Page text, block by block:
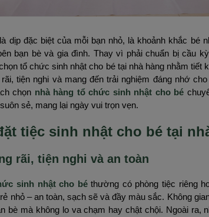
dịp đặc biệt của mỗi bạn nhỏ, là khoảnh khắc bé
bạn bè và gia đình. Thay vì phải chuẩn bị cầu
tổ chức sinh nhật cho bé tại nhà hàng nhằm tiết
tiện nghi và mang đến trải nghiệm đáng nhớ
chọn nhà hàng tổ chức sinh nhật cho bé
sẻ, mang lại ngày vui trọn vẹn.
tiệc sinh nhật cho bé tại
rãi, tiện nghi và an toàn
sinh nhật cho béthường có phòng tiệc riêng
nhỏ – an toàn, sạch sẽ và đầy màu sắc. Không
bè mà không lo va chạm hay chật chội. Ngoài ra,